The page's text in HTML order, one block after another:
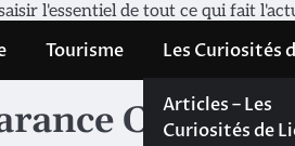
l'essentiel de tout ce qui fait
Tourisme Les Curiosités
Les Curiosités de
Liège
Articles – Les
Curiosités de
Cabrit